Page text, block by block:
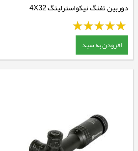
دوربین تفنگ نیکواسترلینگ 4X32
افزودن به سبد